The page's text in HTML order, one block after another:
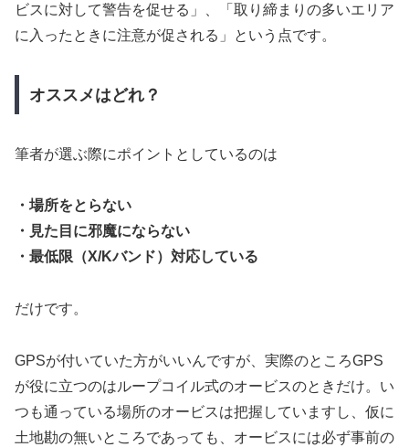
ビスに対して警告を促せる」、「取り締まりの多いエリア
に入ったときに注意が促される」という点です。
オススメはどれ？
筆者が選ぶ際にポイントとしているのは
・場所をとらない
・見た目に邪魔にならない
・最低限（X/Kバンド）対応している
だけです。
GPSが付いていた方がいいんですが、実際のところGPS
が役に立つのはループコイル式のオービスのときだけ。い
つも通っている場所のオービスは把握していますし、仮に
土地勘の無いところであっても、オービスには必ず事前の